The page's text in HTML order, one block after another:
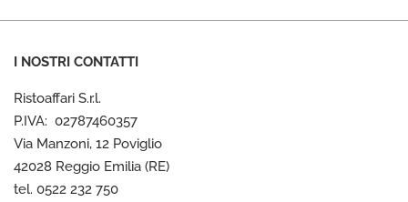
I NOSTRI CONTATTI
Ristoaffari S.r.l.
P.IVA: 02787460357
Via Manzoni, 12 Poviglio
42028 Reggio Emilia (RE)
tel. 0522 232 750